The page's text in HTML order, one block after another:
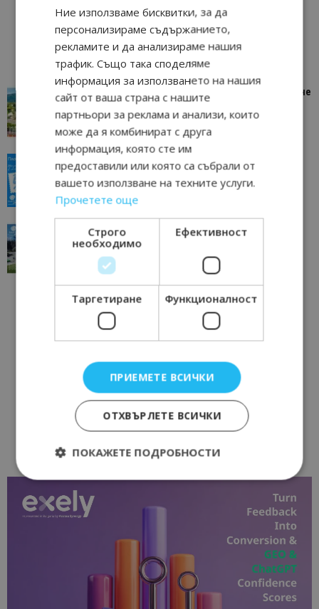
“Пощенска картичка от…”: Петрич – Изживяване
отвъд очакваното
Петрич 11/07/2026 11:22
“Пощенска картичка от…”: Пловдив, градът на
всички времена
“Пощенска картичка от…”: Перник – град на
традициите, културата и вдъхновяващите...
Перник
Ние използваме бисквитки, за да
персонализираме съдържанието,
рекламите и да анализираме нашия
трафик. Също така споделяме
информация за използването на нашия
сайт от ваша страна с нашите
партньори за реклама и анализи, които
може да я комбинират с друга
информация, която сте им
предоставили или която са събрали от
вашето използване на техните услуги.
Прочетете още
Строго
необходимо
Ефективност
Таргетиране Функционалност
ПРИЕМЕТЕ ВСИЧКИ
ОТХВЪРЛЕТЕ ВСИЧКИ
ПОКАЖЕТЕ ПОДРОБНОСТИ
Строго необходимо
Строго необходимите бисквитки позволяват
основната функционалност на уебсайта, като
потребителско влизане и управление на
акаунта. Уебсайтът не може да се използва